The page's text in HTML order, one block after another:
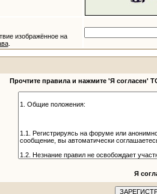
изображённое на
.
Прочтите правила и нажмите 'Я
Я